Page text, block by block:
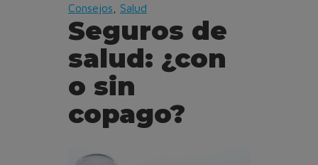
Consejos Salud
Seguros de
salud: ¿con
o sin
copago?